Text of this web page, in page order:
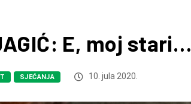
E, moj stari…
SJEĆANJA 10. jula 2020.